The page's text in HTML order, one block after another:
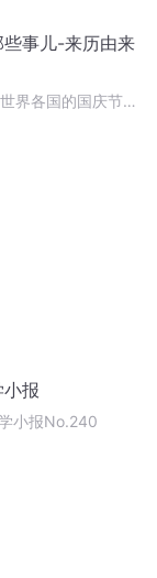
些事儿-来历由来
界各国的国庆节-
报
小报No.240